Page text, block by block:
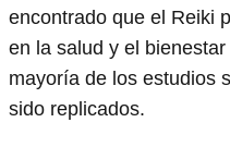
encontrado que el Reiki
en la salud y el
mayoría de los estudios
sido replicados.